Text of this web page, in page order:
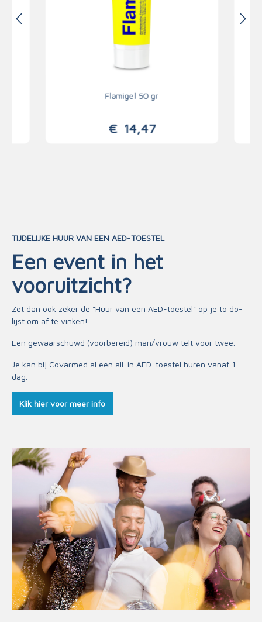
Flamigel 50 gr
€14,47
TIJDELIJKE HUUR VAN EEN AED-TOESTEL
Een event in het
vooruitzicht?
Zet dan ook zeker de "Huur van een AED-toestel" op je to do-
lijst om af te vinken!
Een gewaarschuwd (voorbereid) man/vrouw telt voor twee.
Je kan bij Covarmed al een all-in AED-toestel huren vanaf 1
dag.
Klik hier voor meer info